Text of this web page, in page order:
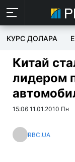
КУРС ДОЛАРА
Китай
лидером
15:06 11.01.2010 Пн
RBC.UA